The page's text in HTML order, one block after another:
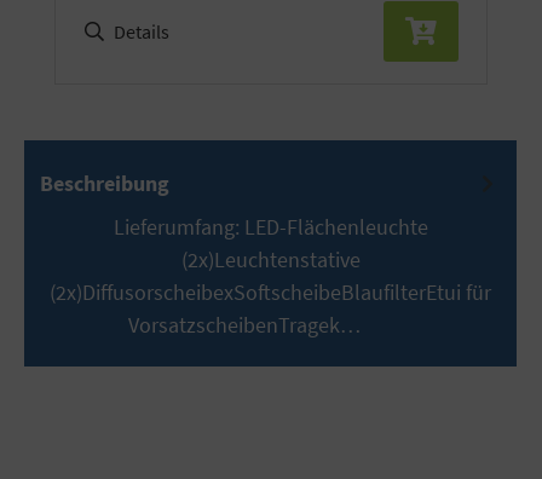
Details
Beschreibung
Lieferumfang: LED-Flächenleuchte
(2x)Leuchtenstative
(2x)DiffusorscheibexSoftscheibeBlaufilterEtui für
VorsatzscheibenTragek…